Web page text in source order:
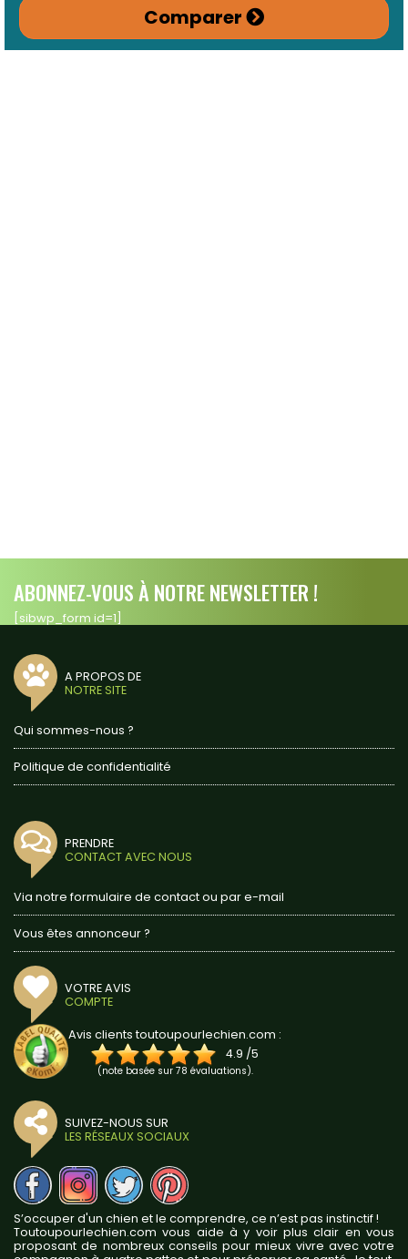
Comparer
ABONNEZ-VOUS À NOTRE NEWSLETTER !
[sibwp_form id=1]
A PROPOS DE
NOTRE SITE
Qui sommes-nous ?
Politique de confidentialité
PRENDRE
CONTACT AVEC NOUS
Via notre formulaire de contact ou par e-mail
Vous êtes annonceur ?
VOTRE AVIS
COMPTE
Avis clients toutoupourlechien.com :
4.9 /5
(note basée sur 78 évaluations).
SUIVEZ-NOUS SUR
LES RÉSEAUX SOCIAUX
S’occuper d'un chien et le comprendre, ce n’est pas instinctif !
Toutoupourlechien.com vous aide à y voir plus clair en vous
proposant de nombreux conseils pour mieux vivre avec votre